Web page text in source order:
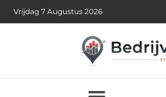
Vrijdag 7 Augustus 2026